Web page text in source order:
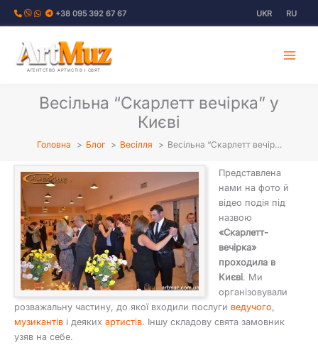
Перейти
+38 095 392 67 67 UKR RU
АГЕНТСТВО АРТИСТІВ І СВЯТ
Весільна “Скарлетт вечірка” у
Києві
Головна Блог Весілля Весільна “Скарлетт вечір…
Представлена
нами на фото й
відео подія під
назвою
«Скарлетт-
вечірка»
проходила в
Києві. Ми
організовували
розважальну частину, до якої входили послуги ведучого,
музикантів і деяких артистів. Іншу складову свята замовник
узяв на себе.